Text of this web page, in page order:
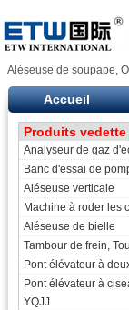
Aléseuse de soupape,
Accueil
Produits vedette
Analyseur de gaz
Banc d'essai de
Aléseuse verticale
Machine à roder les
Aléseuse de bielle
Tambour de frein,
Pont élévateur à
Pont élévateur à
YQJJ